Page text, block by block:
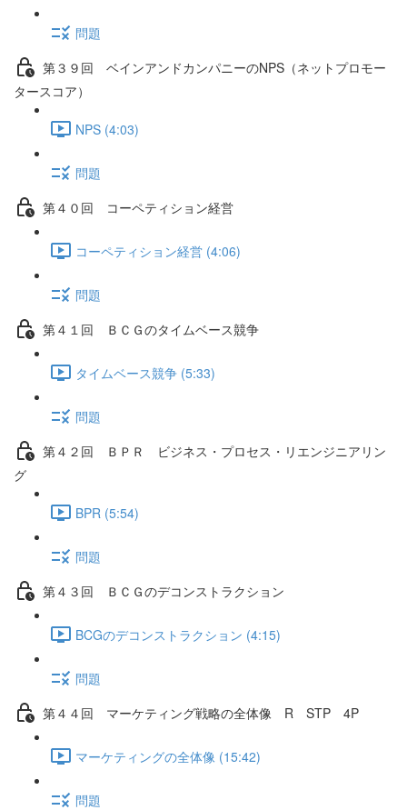
問題
第３９回 ベインアンドカンパニーのNPS（ネットプロモー
タースコア）
NPS (4:03)
問題
第４０回 コーペティション経営
コーペティション経営 (4:06)
問題
第４１回 ＢＣＧのタイムベース競争
タイムベース競争 (5:33)
問題
第４２回 ＢＰＲ ビジネス・プロセス・リエンジニアリン
グ
BPR (5:54)
問題
第４３回 ＢＣＧのデコンストラクション
BCGのデコンストラクション (4:15)
問題
第４４回 マーケティング戦略の全体像 R STP 4P
マーケティングの全体像 (15:42)
問題